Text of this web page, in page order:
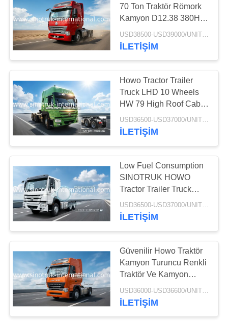
70 Ton Traktör Römork
Kamyon D12.38 380HP
Motor Ile 11.596L
USD38500-USD39000/UNIT)negotiation MOQ:1 ADET
İLETIŞIM
Howo Tractor Trailer
Truck LHD 10 Wheels
HW 79 High Roof Cab
Two Berths 102 km / h
USD36500-USD37000/UNIT)negotiation MOQ:1 Unit
İLETIŞIM
Low Fuel Consumption
SINOTRUK HOWO
Tractor Trailer Truck
290HP Single Bed
USD36500-USD37000/UNIT)negotiation MOQ:1 Unit
İLETIŞIM
Güvenilir Howo Traktör
Kamyon Turuncu Renkli
Traktör Ve Kamyon
Düşük Yakıt Tüketimi
İLETIŞIM